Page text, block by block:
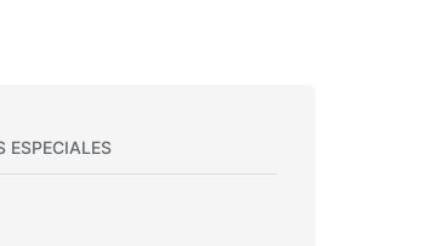
ESPECIALES